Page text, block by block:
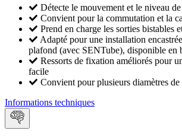
Détecte le mouvement et le niveau
Convient pour la commutation et la
Prend en charge les sorties bistables
Adapté pour une installation
plafond (avec SENTube), disponible en
Ressorts de fixation améliorés pour
facile
Convient pour plusieurs diamètres de
Informations techniques